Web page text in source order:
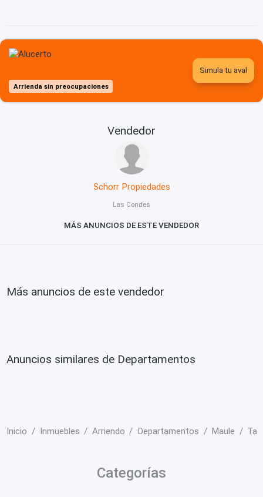
Arrienda sin preocupaciones
Simula tu aval
Vendedor
Schorr Propiedades
Las Condes
MÁS ANUNCIOS DE ESTE VENDEDOR
Más anuncios de este vendedor
Anuncios similares de Departamentos
Inicio Inmuebles Arriendo Departamentos Maule
Categorías